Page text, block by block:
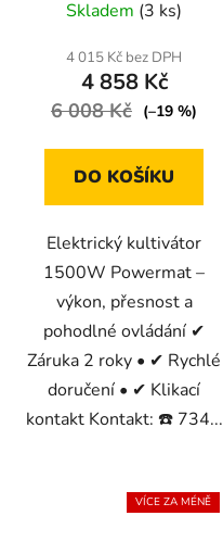
Skladem (3 ks)
4 015 Kč bez DPH
4 858 Kč
6 008 Kč (–19 %)
DO KOŠÍKU
Elektrický kultivátor
1500W Powermat –
výkon, přesnost a
pohodlné ovládání ✔
Záruka 2 roky • ✔ Rychlé
doručení • ✔ Klikací
kontakt Kontakt: ☎️ 734...
VÍCE ZA MÉNĚ